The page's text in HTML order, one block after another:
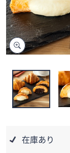
デ
バ
イ
ス
左
右
に
ス
イ 在庫あり